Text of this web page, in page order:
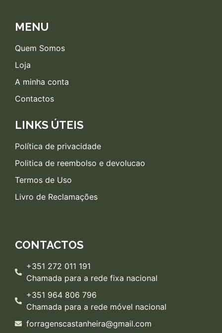
MENU
Quem Somos
Loja
A minha conta
Contactos
LINKS ÚTEIS
Política de privacidade
Politica de reembolso e devolucao
Termos de Uso
Livro de Reclamações
CONTACTOS
+351 272 011 191
Chamada para a rede fixa nacional
+351 964 806 796
Chamada para a rede móvel nacional
forragenscastanheira@gmail.com